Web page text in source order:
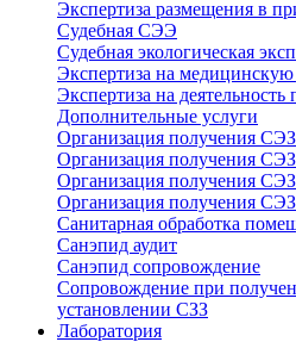
Экспертиза размещения в
Судебная СЭЭ
Судебная экологическая
Экспертиза на медицинскую
Экспертиза на
Дополнительные услуги
Организация получения
Организация получения
Организация получения
Организация получения
Санитарная обработка
Санэпид аудит
Санэпид сопровождение
Сопровождение при
установлении СЗЗ
Лаборатория